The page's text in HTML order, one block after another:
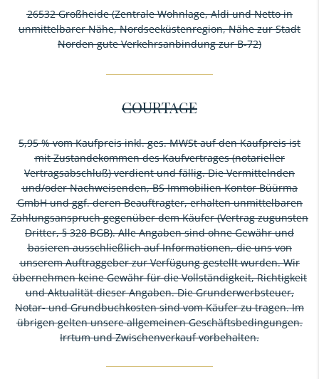
26532 Großheide (Zentrale Wohnlage, Aldi und Netto in
unmittelbarer Nähe, Nordseeküstenregion, Nähe zur Stadt
Norden gute Verkehrsanbindung zur B-72)
COURTAGE
5,95 % vom Kaufpreis inkl. ges. MWSt auf den Kaufpreis ist
mit Zustandekommen des Kaufvertrages (notarieller
Vertragsabschluß) verdient und fällig. Die Vermittelnden
und/oder Nachweisenden, BS Immobilien Kontor Büürma
GmbH und ggf. deren Beauftragter, erhalten unmittelbaren
Zahlungsanspruch gegenüber dem Käufer (Vertrag zugunsten
Dritter, § 328 BGB). Alle Angaben sind ohne Gewähr und
basieren ausschließlich auf Informationen, die uns von
unserem Auftraggeber zur Verfügung gestellt wurden. Wir
übernehmen keine Gewähr für die Vollständigkeit, Richtigkeit
und Aktualität dieser Angaben. Die Grunderwerbsteuer,
Notar- und Grundbuchkosten sind vom Käufer zu tragen. Im
übrigen gelten unsere allgemeinen Geschäftsbedingungen.
Irrtum und Zwischenverkauf vorbehalten.